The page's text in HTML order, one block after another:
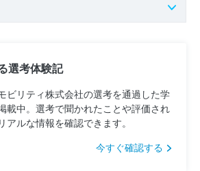
選考体験記
ビリティ株式会社の選考を通過した学
載中。選考で聞かれたことや評価され
アルな情報を確認できます。
今すぐ確認する